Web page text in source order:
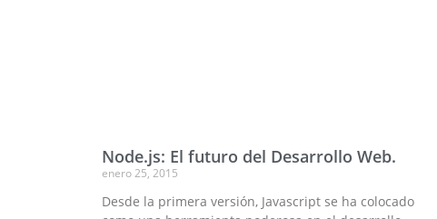
Node.js: El futuro del Desarrollo Web.
enero 25, 2015
Desde la primera versión, Javascript se ha colocado